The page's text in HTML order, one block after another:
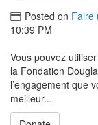
Posted on Faire
10:39 PM
Vous pouvez
la Fondation
l’engagement que
meilleur...